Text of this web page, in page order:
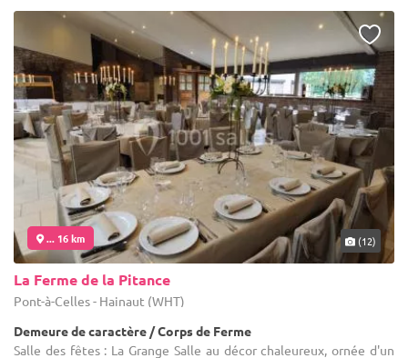
... 16 km (12)
La Ferme de la Pitance
Pont-à-Celles - Hainaut (WHT)
Demeure de caractère / Corps de Ferme
Salle des fêtes : La Grange Salle au décor chaleureux, ornée d'un